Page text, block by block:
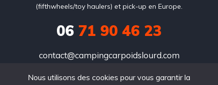
(fifthwheels/toy haulers) et pick-up en Europe.
06 71 90 46 23
contact@campingcarpoidslourd.com
Nous utilisons des cookies pour vous garantir la